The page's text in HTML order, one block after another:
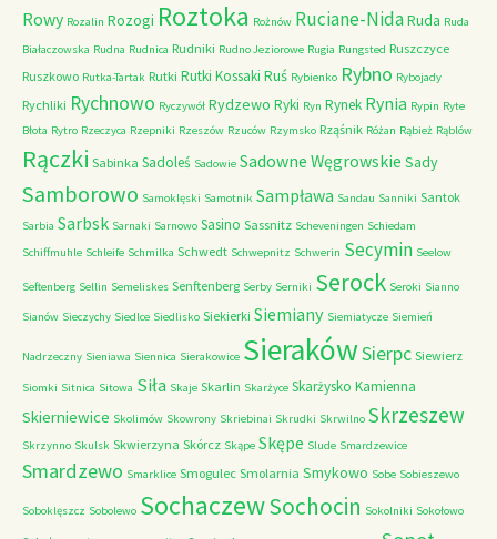
Rowy Rozalin Rozogi Roztoka Rożnów Ruciane-NidaRuda Ruda
Białaczowska Rudna Rudnica Rudniki Rudno Jeziorowe Rugia Rungsted Ruszczyce
Ruszkowo Rutka-Tartak Rutki Rutki Kossaki Ruś Rybienko Rybno Rybojady
Rychliki Rychnowo Ryczywół Rydzewo Ryki Ryn Rynek Rynia Rypin Ryte
Błota Rytro Rzeczyca Rzepniki Rzeszów Rzuców Rzymsko Rząśnik Różan Rąbież Rąblów
Rączki Sabinka Sadoleś Sadowie Sadowne Węgrowskie Sady
Samborowo Samoklęski Samotnik Sampława Sandau Sanniki Santok
Sarbia Sarbsk Sarnaki Sarnowo Sasino Sassnitz Scheveningen Schiedam
Schiffmuhle Schleife Schmilka Schwedt Schwepnitz Schwerin Secymin Seelow
Seftenberg Sellin Semeliskes Senftenberg Serby Serniki Serock Seroki Sianno
Sianów Sieczychy Siedlce Siedlisko Siekierki Siemiany Siemiatycze Siemień
Nadrzeczny Sieniawa Siennica Sierakowice SierakówSierpc Siewierz
Siomki Sitnica Sitowa Siła Skaje Skarlin Skarżyce Skarżysko Kamienna
Skierniewice Skolimów Skowrony Skriebinai Skrudki Skrwilno Skrzeszew
Skrzynno Skulsk Skwierzyna Skórcz Skąpe Skępe Slude Smardzewice
Smardzewo Smarklice Smogulec Smolarnia Smykowo Sobe Sobieszewo
Soboklęszcz Sobolewo SochaczewSochocin Sokolniki Sokołowo